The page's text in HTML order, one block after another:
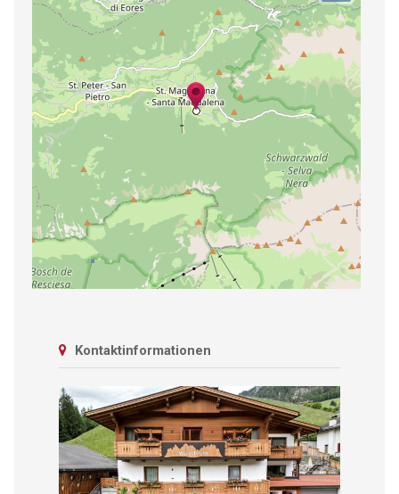
Kontaktinformationen